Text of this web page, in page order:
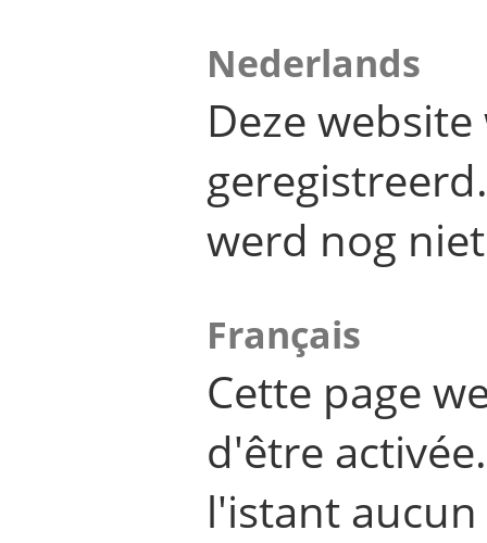
Nederlands
Deze
werd nog
Français
Cette page
d'être
l'istant